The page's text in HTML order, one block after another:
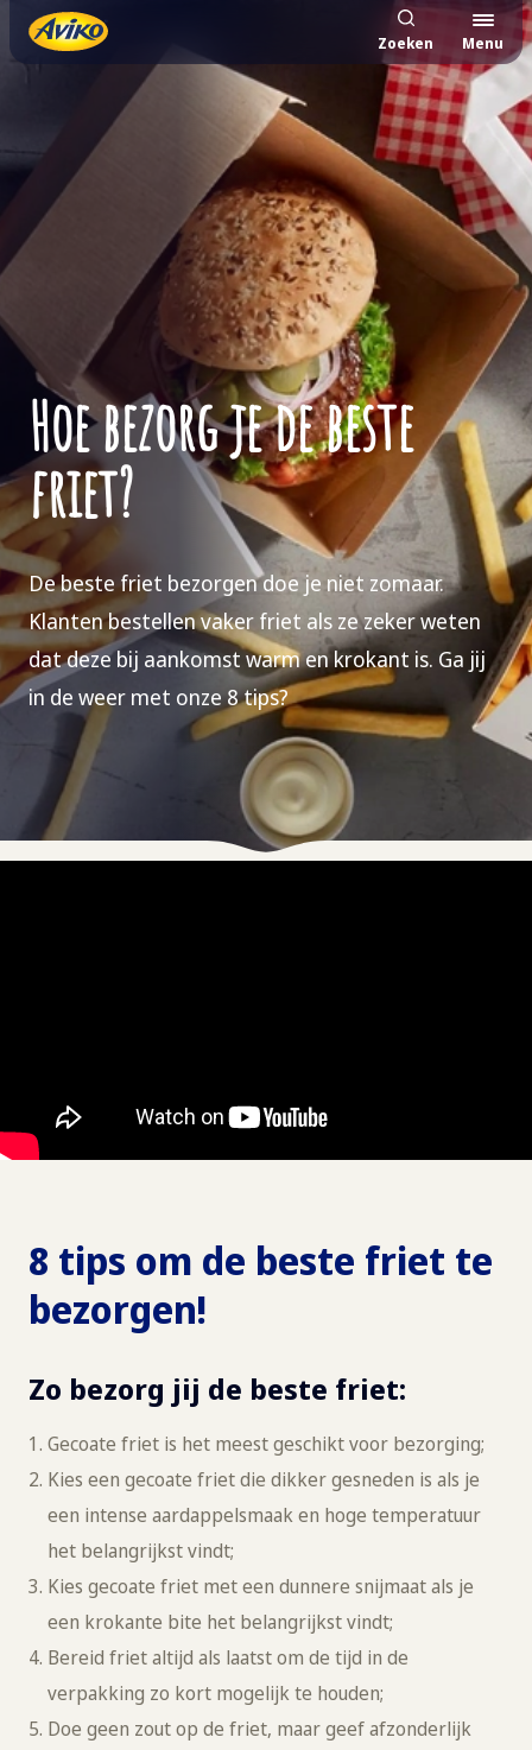
Zoeken Menu
Hoe bezorg je de beste
friet?
De beste friet bezorgen doe je niet zomaar.
Klanten bestellen vaker friet als ze zeker weten
dat deze bij aankomst warm en krokant is. Ga jij
in de weer met onze 8 tips?
8 tips om de beste friet te
bezorgen!
Zo bezorg jij de beste friet:
Gecoate friet is het meest geschikt voor bezorging;
Kies een gecoate friet die dikker gesneden is als je
een intense aardappelsmaak en hoge temperatuur
het belangrijkst vindt;
Kies gecoate friet met een dunnere snijmaat als je
een krokante bite het belangrijkst vindt;
Bereid friet altijd als laatst om de tijd in de
verpakking zo kort mogelijk te houden;
Doe geen zout op de friet, maar geef afzonderlijk